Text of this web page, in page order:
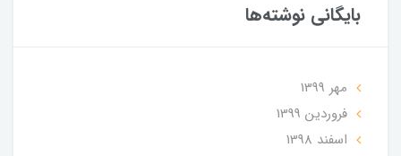
بایگانی نوشته‌ها
مهر 1399
فروردین 1399
اسفند 1398